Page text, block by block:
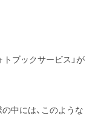
トブックサービス」が
中には、このような